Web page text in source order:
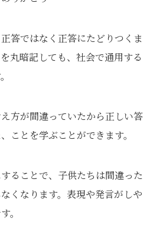
答ではなく正答にたどりつくま
丸暗記しても、社会で通用する
方が間違っていたから正しい答
ことを学ぶことができます。
ることで、子供たちは間違った
くなります。表現や発言がしや
。